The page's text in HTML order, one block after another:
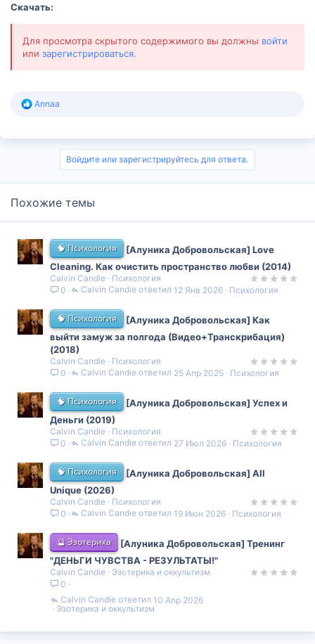
Скачать:
Для просмотра скрытого содержимого вы должны войти
или зарегистрироваться.
Р
к
Annaa
Войдите или зарегистрируйтесь для ответа.
Похожие темы
🧠 Психология
[Алуника Добровольская] Love
Cleaning. Как очистить пространство любви (2014)
Calvin Candie
Психология
0
Психология
12 Янв 2026
Calvin Candie
🧠 Психология
[Алуника Добровольская] Как
выйти замуж за полгода (Видео+Транскрибация)
(2018)
Calvin Candie
Психология
0
Психология
25 Апр 2025
Calvin Candie
🧠 Психология
[Алуника Добровольская] Успех и
Деньги (2019)
Calvin Candie
Психология
0
Психология
27 Июл 2026
Calvin Candie
🧠 Психология
[Алуника Добровольская] All
Unique (2026)
Calvin Candie
Психология
0
Психология
19 Июн 2026
Calvin Candie
🔮 Эзотерика
[Алуника Добровольская] Тренинг
"ДЕНЬГИ ЧУВСТВА - РЕЗУЛЬТАТЫ!"
Calvin Candie
Эзотерика и оккультизм
0
Эзотерика и оккультизм
10 Апр 2026
Calvin Candie